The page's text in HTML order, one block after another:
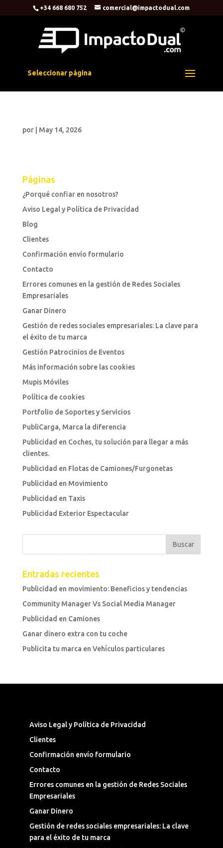
+34 668 680 752 comercial@impactodual.com
Seleccionar página
por May 14, 2026
Páginas
¿Porqué confiar en nosotros?
Aviso Legal y Política de Privacidad
Blog
Clientes
Confirmación envío formulario
Contacto
Errores comunes en la gestión de Redes Sociales
Empresariales
Ganar Dinero
Gestión de redes sociales empresariales: La clave para
el éxito de tu marca
Gestión Patrocinios de Eventos
Más información sobre las cookies
Mupis Móviles
Política de cookies
Portfolio de Soportes y Servicios
PubliCarga, Marca la diferencia
Publicidad en Coches, tu solución para llegar a más
clientes.
Publicidad en Flotas de Camiones/Furgonetas
Publicidad en Movimiento
Publicidad en Taxis
Publicidad Exterior Espectacular
Entradas recientes
Publicidad en movimiento: Beneficios y tendencias
Community Manager Vs Social Media Manager
Publicidad en Camiones
Ganar dinero extra con tu coche
Publicita tu marca en Vehículos particulares
Aviso Legal y Política de Privacidad
Clientes
Confirmación envío formulario
Contacto
Errores comunes en la gestión de Redes Sociales
Empresariales
Ganar Dinero
Gestión de redes sociales empresariales: La clave
para el éxito de tu marca